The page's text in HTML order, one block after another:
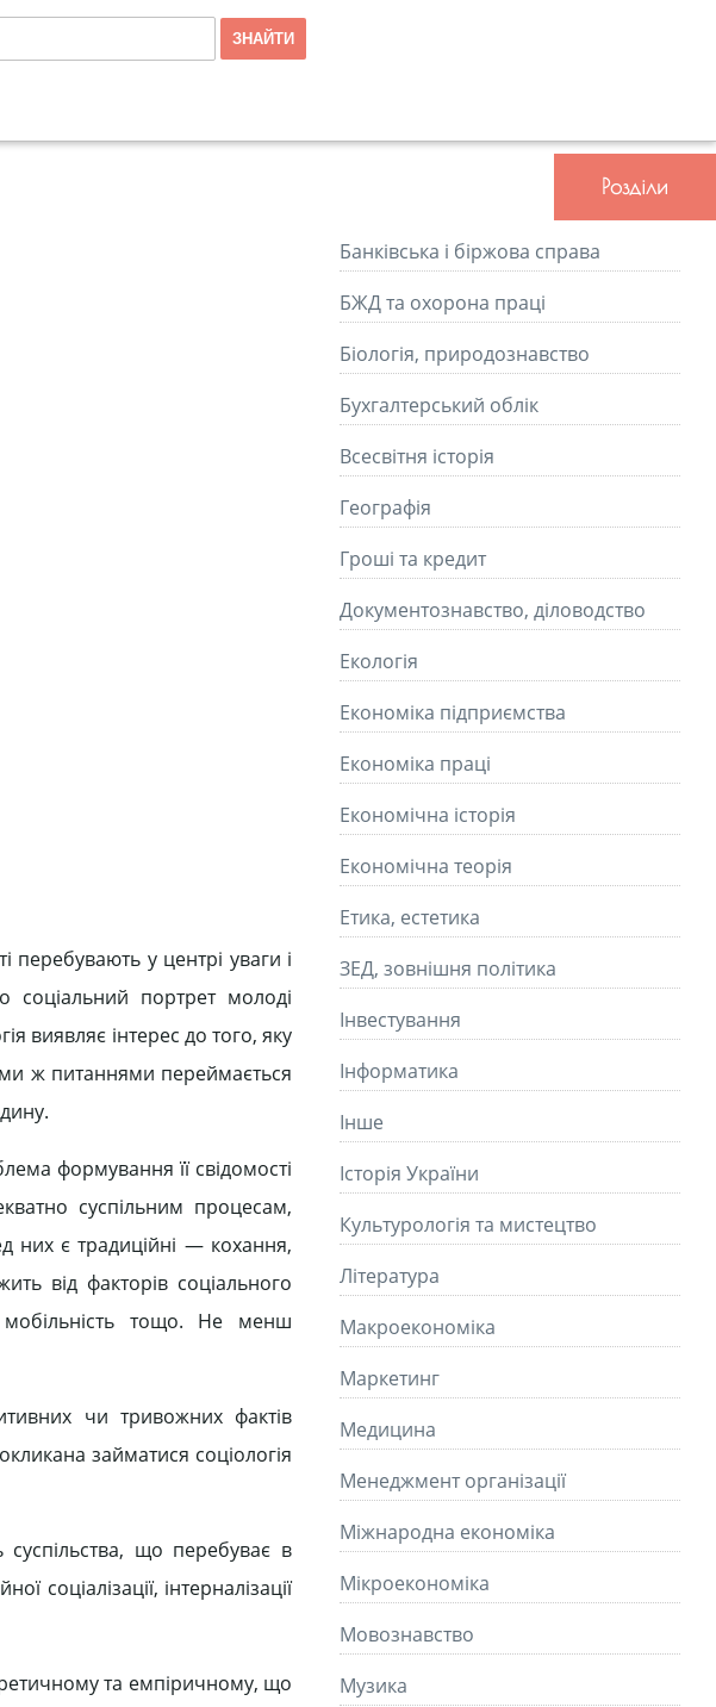
перебувають у центрі уваги і
соціальний портрет молоді
виявляє інтерес до того, яку
ж питаннями переймається
формування її свідомості
суспільним процесам,
них є традиційні — кохання,
від факторів соціального
мобільність тощо. Не менш
чи тривожних фактів
займатися соціологія
суспільства, що перебуває в
соціалізації, інтерналізації
та емпіричному, що
Розділи
Банківська і біржова справа
БЖД та охорона праці
Біологія, природознавство
Бухгалтерський облік
Всесвітня історія
Географія
Гроші та кредит
Документознавство, діловодство
Екологія
Економіка підприємства
Економіка праці
Економічна історія
Економічна теорія
Етика, естетика
ЗЕД, зовнішня політика
Інвестування
Інформатика
Інше
Історія України
Культурологія та мистецтво
Літературa
Макроекономіка
Маркетинг
Медицина
Менеджмент організації
Міжнародна економіка
Мікроекономіка
Мовознавство
Музика